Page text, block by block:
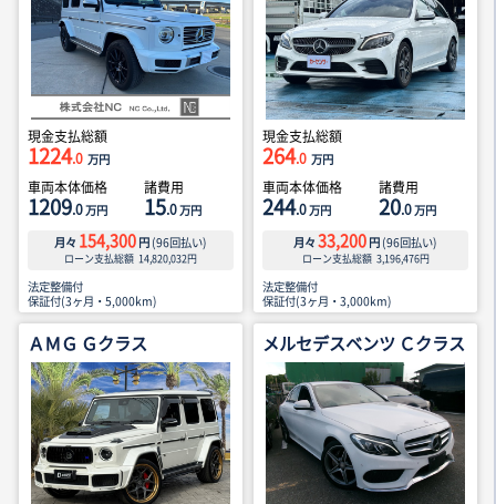
現金支払総額
1224.0 万円
車両本体価格
1209.0万円
諸費用
15.0万円
月々 154,300 円 (96回払い)
ローン支払総額 14,820,032円
法定整備付
保証付(3ヶ月・5,000km)
現金支払総額
264.0 万円
車両本体価格
244.0万円
諸費用
20.0万円
月々 33,200 円 (96回払い)
ローン支払総額 3,196,476円
法定整備付
保証付(3ヶ月・3,000km)
ＡＭＧ Ｇクラス メルセデスベンツ Ｃクラス